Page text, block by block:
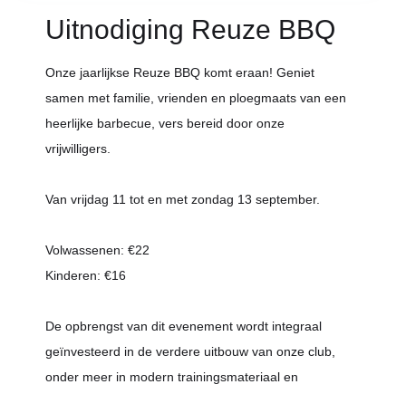
Uitnodiging Reuze BBQ
Onze jaarlijkse Reuze BBQ komt eraan! Geniet
samen met familie, vrienden en ploegmaats van een
heerlijke barbecue, vers bereid door onze
vrijwilligers.
Van vrijdag 11 tot en met zondag 13 september.
Volwassenen: €22
Kinderen: €16
De opbrengst van dit evenement wordt integraal
geïnvesteerd in de verdere uitbouw van onze club,
onder meer in modern trainingsmateriaal en